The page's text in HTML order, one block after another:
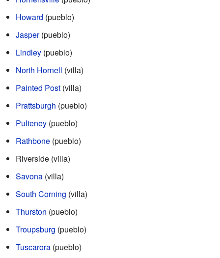
Howard (pueblo)
Jasper(pueblo)
Lindley (pueblo)
North Hornell (villa)
Painted Post (villa)
Prattsburgh (pueblo)
Pulteney (pueblo)
Rathbone (pueblo)
Riverside (villa)
Savona (villa)
South Corning (villa)
Thurston (pueblo)
Troupsburg (pueblo)
Tuscarora (pueblo)